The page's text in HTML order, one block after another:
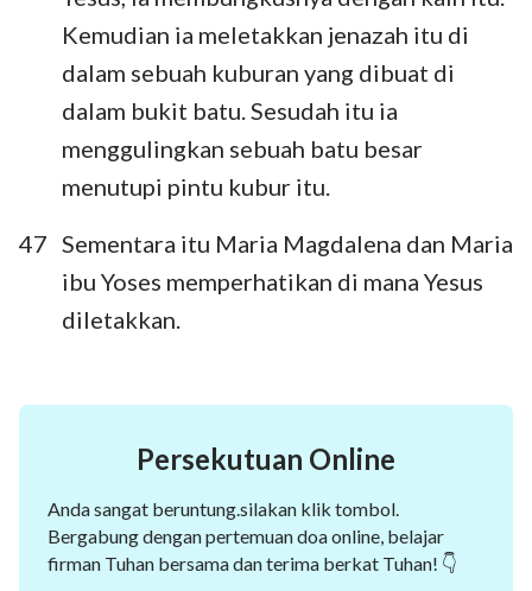
Kemudian ia meletakkan jenazah itu di
dalam sebuah kuburan yang dibuat di
dalam bukit batu. Sesudah itu ia
menggulingkan sebuah batu besar
menutupi pintu kubur itu.
47 Sementara itu Maria Magdalena dan Maria
ibu Yoses memperhatikan di mana Yesus
diletakkan.
Persekutuan Online
Anda sangat beruntung.silakan klik tombol.
Bergabung dengan pertemuan doa online, belajar
firman Tuhan bersama dan terima berkat Tuhan! 👇